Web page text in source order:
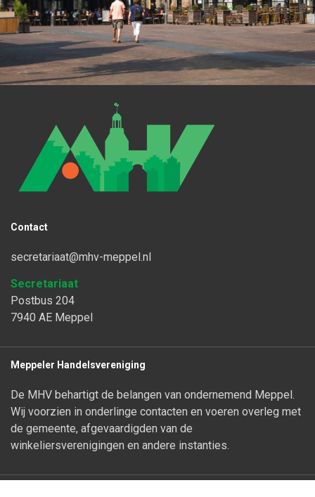
Contact
secretariaat@mhv-meppel.nl
Secretariaat
Postbus 204
7940 AE Meppel
Meppeler Handelsvereniging
De MHV behartigt de belangen van ondernemend Meppel.
Wij voorzien in onderlinge contacten en voeren overleg met
de gemeente, afgevaardigden van de
winkeliersverenigingen en andere instanties.